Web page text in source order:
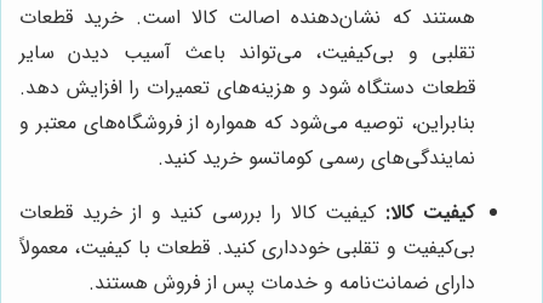
هستند که نشان‌دهنده اصالت کالا است. خرید قطعات
تقلبی و بی‌کیفیت، می‌تواند باعث آسیب دیدن سایر
قطعات دستگاه شود و هزینه‌های تعمیرات را افزایش دهد.
بنابراین، توصیه می‌شود که همواره از فروشگاه‌های معتبر و
نمایندگی‌های رسمی کوماتسو خرید کنید.
کیفیت کالا: کیفیت کالا را بررسی کنید و از خرید قطعات
بی‌کیفیت و تقلبی خودداری کنید. قطعات با کیفیت، معمولاً
دارای ضمانت‌نامه و خدمات پس از فروش هستند.